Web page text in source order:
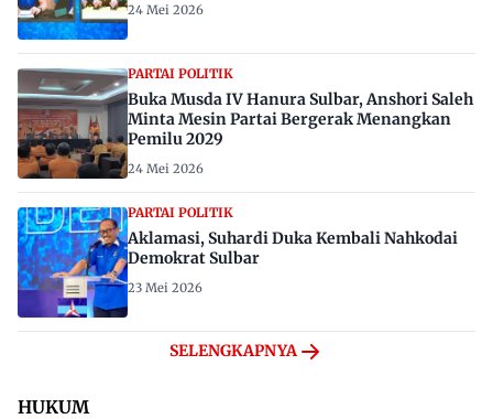
24 Mei 2026
PARTAI POLITIK
Buka Musda IV Hanura Sulbar, Anshori Saleh
Minta Mesin Partai Bergerak Menangkan
Pemilu 2029
24 Mei 2026
PARTAI POLITIK
Aklamasi, Suhardi Duka Kembali Nahkodai
Demokrat Sulbar
23 Mei 2026
SELENGKAPNYA
HUKUM